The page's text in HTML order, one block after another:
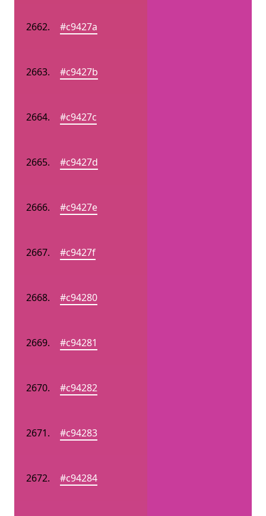
#c9427a
#c9427b
#c9427c
#c9427d
#c9427e
#c9427f
#c94280
#c94281
#c94282
#c94283
#c94284